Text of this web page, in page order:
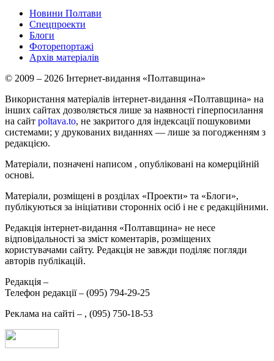
Новини Полтави
Спецпроекти
Блоги
Фоторепортажі
Архів матеріалів
© 2009 – 2026 Інтернет-видання «Полтавщина»
Використання матеріалів інтернет-видання «Полтавщина» на
інших сайтах дозволяється лише за наявності гіперпосилання
на сайт poltava.to, не закритого для індексації пошуковими
системами; у друкованих виданнях — лише за погодженням з
редакцією.
Матеріали, позначені написом , опубліковані на комерційній
основі.
Матеріали, розміщені в розділах «Проекти» та «Блоги»,
публікуються за ініціативи сторонніх осіб і не є редакційними.
Редакція інтернет-видання «Полтавщина» не несе
відповідальності за зміст коментарів, розміщених
користувачами сайту. Редакція не завжди поділяє погляди
авторів публікацій.
Редакція –
Телефон редакції – (095) 794-29-25
Реклама на сайті – , (095) 750-18-53